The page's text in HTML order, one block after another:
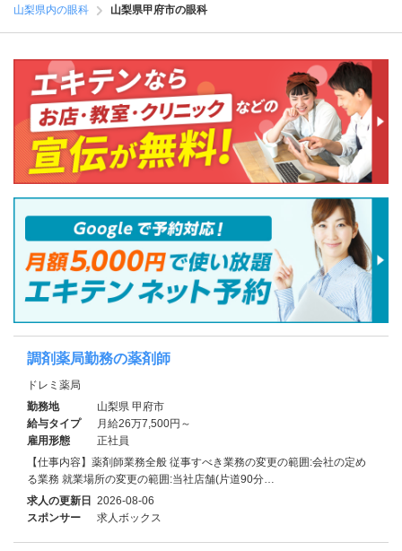
山梨県内の眼科
山梨県甲府市の眼科
調剤薬局勤務の薬剤師
ドレミ薬局
勤務地
山梨県 甲府市
給与タイプ
月給26万7,500円～
雇用形態
正社員
【仕事内容】薬剤師業務全般 従事すべき業務の変更の範囲:会社の定め
る業務 就業場所の変更の範囲:当社店舗(片道90分…
求人の更新日 2026-08-06
スポンサー
求人ボックス